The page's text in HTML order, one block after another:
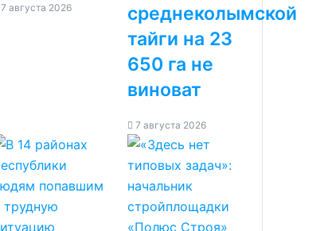
7 августа 2026
среднеколымской
тайги на 23
650 га не
виноват
7 августа 2026